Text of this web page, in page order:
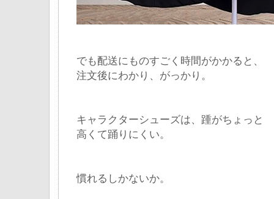
でも配送にものすごく時間がかかると、
注文後にわかり、がっかり。
キャラクターシューズは、踵がちょっと
高くて踊りにくい。
慣れるしかないか。